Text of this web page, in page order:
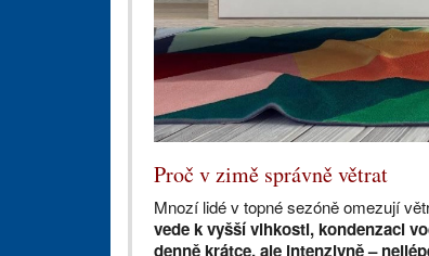
Proč v zimě správně větrat
Mnozí lidé v topné sezóně omezují
vede k vyšší vlhkosti, kondenzaci
denně krátce, ale intenzivně –